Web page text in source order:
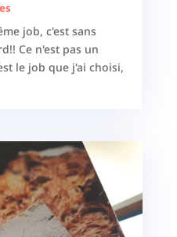
job, c'est sans
Ce n'est pas un
le job que j'ai choisi,